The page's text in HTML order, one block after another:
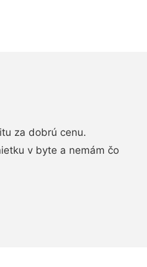
za dobrú cenu.
v byte a nemám čo